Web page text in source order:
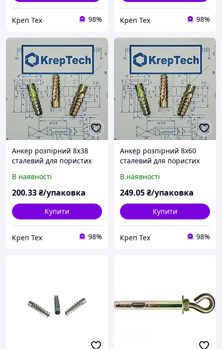
Креп Тех 98% Креп Тех 98%
Анкер розпірний 8x38
сталевий для пористих
В наявності
200.33₴/упаковка
Купити
Креп Тех 98%
Анкер розпірний 8x60
сталевий для пористих
В наявності
249.05₴/упаковка
Купити
Креп Тех 98%